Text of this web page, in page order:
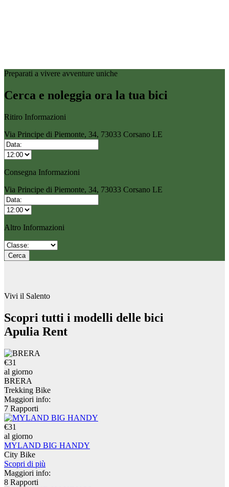
Preparati a vivere avventure uniche
Cerca e noleggia ora la tua bici
Ritiro Informazioni
Via Principe di Piemonte, 34, 73033 Corsano LE
Consegna Informazioni
Via Principe di Piemonte, 34, 73033 Corsano LE
Altro Informazioni
Vivi il Salento
Scopri tutti i modelli delle bici
Apulia Rent
€31
al giorno
BRERA
Trekking Bike
Maggiori info:
7 Rapporti
€31
al giorno
MYLAND BIG HANDY
City Bike
Scopri di più
Maggiori info:
8 Rapporti